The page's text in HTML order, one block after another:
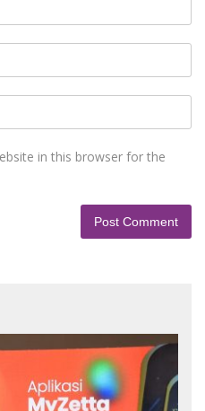
in this browser for the